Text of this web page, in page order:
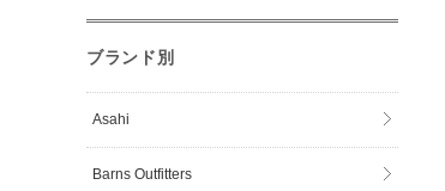
ブランド別
Asahi
Barns Outfitters